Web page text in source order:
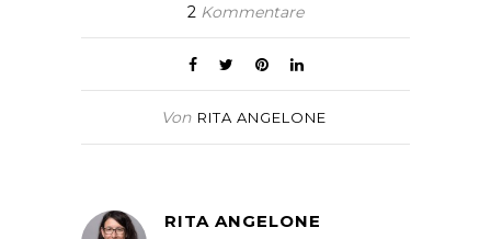
2 Kommentare
Von RITA ANGELONE
RITA ANGELONE